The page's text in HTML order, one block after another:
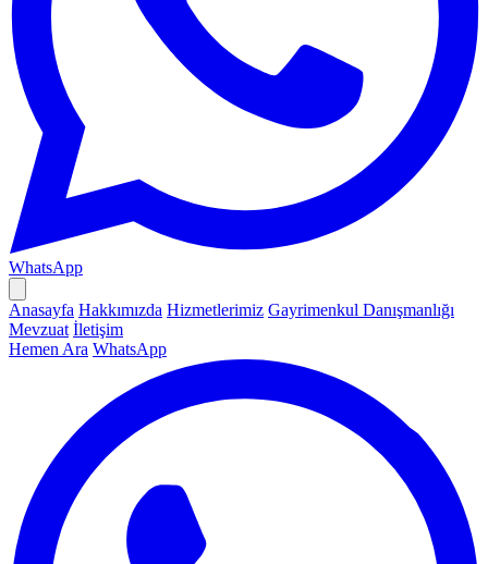
WhatsApp
Anasayfa Hakkımızda Hizmetlerimiz Gayrimenkul Danışmanlığı
Mevzuat İletişim
Hemen Ara WhatsApp